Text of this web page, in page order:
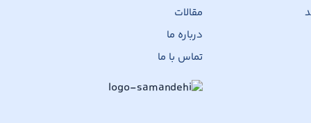
مقالات
درباره ما
تماس با ما